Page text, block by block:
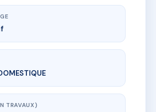
TRAVAUX)